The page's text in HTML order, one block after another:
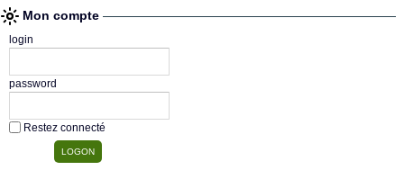
Mon compte
login
password
Restez connecté